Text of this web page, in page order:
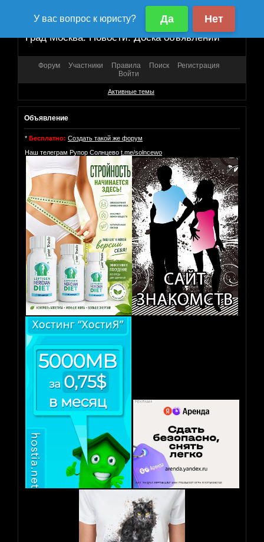
Град Москва. Новости. Доска объявлений
Форум Участники Правила Поиск
Регистрация
Войти
Активные темы
Объявление
* Бесплатно: Создать такой же форум
Наш телеграм Рупор Солнцево t.me/solncewo